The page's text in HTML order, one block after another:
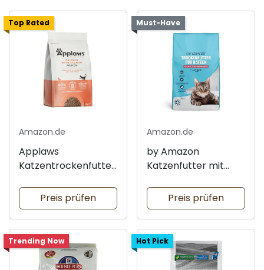
Top Rated
Amazon.de
Applaws
Katzentrockenfutter
Preis prüfen
Must-Have
Amazon.de
by Amazon
Katzenfutter mit
Preis prüfen
Trending Now Hot Pick